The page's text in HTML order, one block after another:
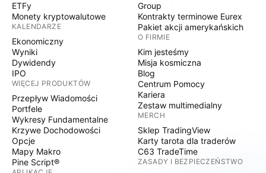
ETFy
Monety kryptowalutowe
KALENDARZE
Ekonomiczny
Wyniki
Dywidendy
IPO
WIĘCEJ PRODUKTÓW
Przepływ Wiadomości
Portfele
Wykresy Fundamentalne
Krzywe Dochodowości
Opcje
Mapy Makro
Pine Script®
Group
Kontrakty terminowe Eurex
Pakiet akcji amerykańskich
O FIRMIE
Kim jesteśmy
Misja kosmiczna
Blog
Centrum Pomocy
Kariera
Zestaw multimedialny
MERCH
Sklep TradingView
Karty tarota dla traderów
C63 TradeTime
ZASADY I BEZPIECZEŃSTWO